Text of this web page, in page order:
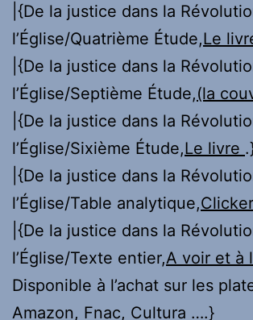
|{De la justice dans la
l’Église/Quatrième Étude,Le
|{De la justice dans la
l’Église/Septième Étude,(la
|{De la justice dans la
l’Église/Sixième Étude,Le livre
|{De la justice dans la
l’Église/Table analytique,
|{De la justice dans la
l’Église/Texte entier,A voir et à
Disponible à l’achat sur les
Amazon, Fnac, Cultura ….}